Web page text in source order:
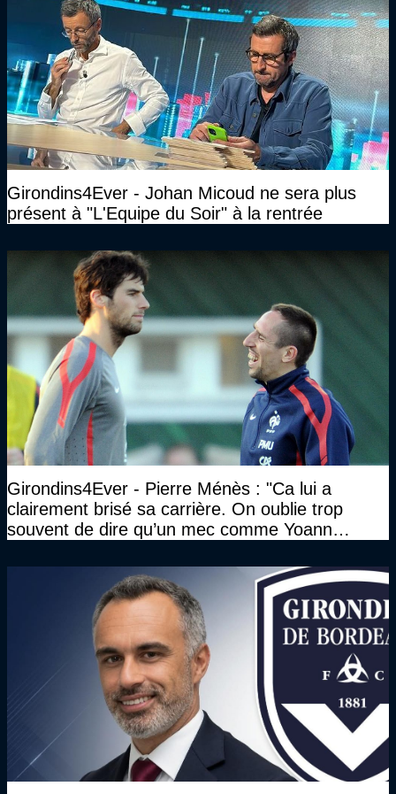
Girondins4Ever - Johan Micoud ne sera plus
présent à "L'Equipe du Soir" à la rentrée
Girondins4Ever - Pierre Ménès : "Ca lui a
clairement brisé sa carrière. On oublie trop
souvent de dire qu’un mec comme Yoann